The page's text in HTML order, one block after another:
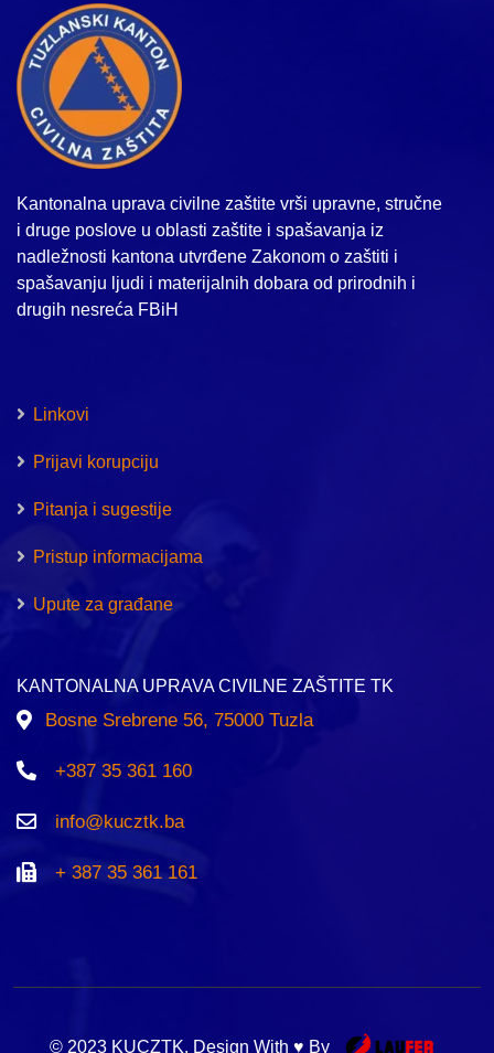
Kantonalna uprava civilne zaštite vrši upravne, stručne
i druge poslove u oblasti zaštite i spašavanja iz
nadležnosti kantona utvrđene Zakonom o zaštiti i
spašavanju ljudi i materijalnih dobara od prirodnih i
drugih nesreća FBiH
Linkovi
Prijavi korupciju
Pitanja i sugestije
Pristup informacijama
Upute za građane
KANTONALNA UPRAVA CIVILNE ZAŠTITE TK
Bosne Srebrene 56, 75000 Tuzla
+387 35 361 160
info@kucztk.ba
+ 387 35 361 161
© 2023 KUCZTK. Design With ♥ By